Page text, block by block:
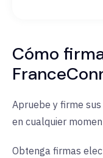
Cómo
Apruebe y firme
en cualquier
Obtenga firmas